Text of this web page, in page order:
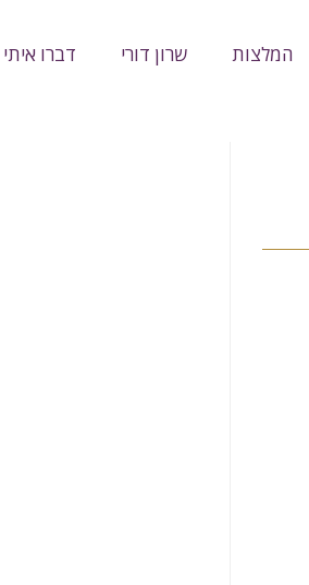
המלצות שרון דורי דברו איתי